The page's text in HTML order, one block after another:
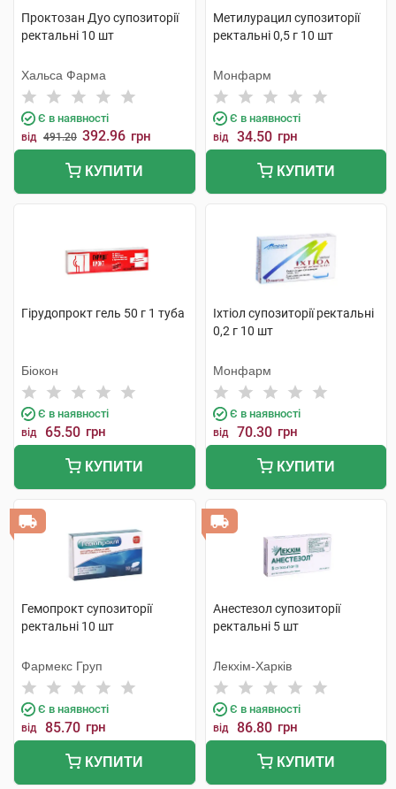
Проктозан Дуо супозиторії
ректальні 10 шт
Хальса Фарма
Є в наявності
від 491.20 392.96 грн
КУПИТИ
Метилурацил супозиторії
ректальні 0,5 г 10 шт
Монфарм
Є в наявності
від 34.50 грн
КУПИТИ
Гірудопрокт гель 50 г 1 туба
Біокон
Є в наявності
від 65.50 грн
КУПИТИ
Іхтіол супозиторії ректальні
0,2 г 10 шт
Монфарм
Є в наявності
від 70.30 грн
КУПИТИ
Гемопрокт супозиторії
ректальні 10 шт
Фармекс Груп
Є в наявності
від 85.70 грн
КУПИТИ
Анестезол супозиторії
ректальні 5 шт
Лекхім-Харків
Є в наявності
від 86.80 грн
КУПИТИ